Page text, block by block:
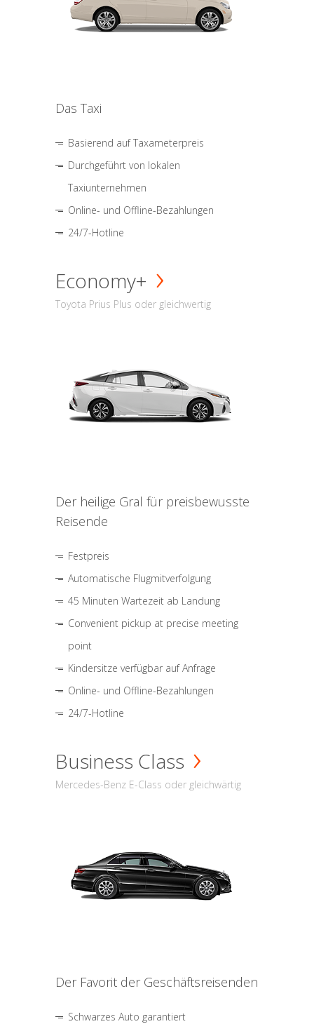
Das Taxi
Basierend auf Taxameterpreis
Durchgeführt von lokalen
Taxiunternehmen
Online- und Offline-Bezahlungen
24/7-Hotline
Economy+
Toyota Prius Plus oder gleichwertig
Der heilige Gral für preisbewusste
Reisende
Festpreis
Automatische Flugmitverfolgung
45 Minuten Wartezeit ab Landung
Convenient pickup at precise meeting
point
Kindersitze verfügbar auf Anfrage
Online- und Offline-Bezahlungen
24/7-Hotline
Business Class
Mercedes-Benz E-Class oder gleichwärtig
Der Favorit der Geschäftsreisenden
Schwarzes Auto garantiert